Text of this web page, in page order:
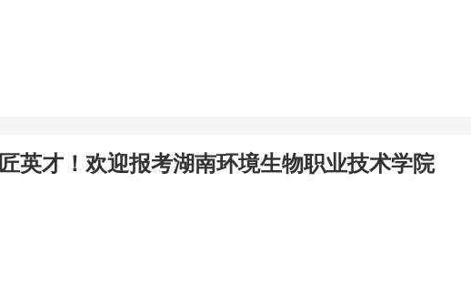
英才！欢迎报考湖南环境生物职业技术学院